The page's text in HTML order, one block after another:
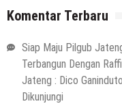
Komentar Terbaru
Siap Maju Pilgub
Terbangun Dengan
Jateng : Dico
Dikunjungi